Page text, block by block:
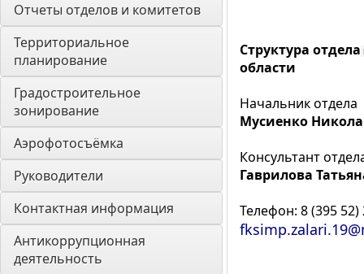
Отчеты отделов и комитетов
Территориальное
планирование
Градостроительное
зонирование
Аэрофотосъёмка
Руководители
Контактная информация
Антикоррупционная
деятельность
Структура отдела
области
Начальник отдела
Мусиенко
Консультант
Гаврилова
Телефон: 8 (395 52)